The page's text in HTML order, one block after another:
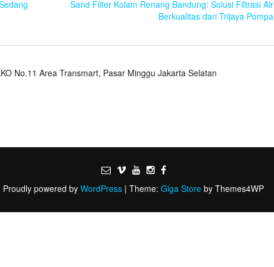
Sand Filter Kolam Renang Bandung: Solusi Filtrasi Air
Berkualitas dari Trijaya Pompa
No.11 Area Transmart, Pasar Minggu Jakarta Selatan
Proudly powered by WordPress | Theme: Giga Store by Themes4WP